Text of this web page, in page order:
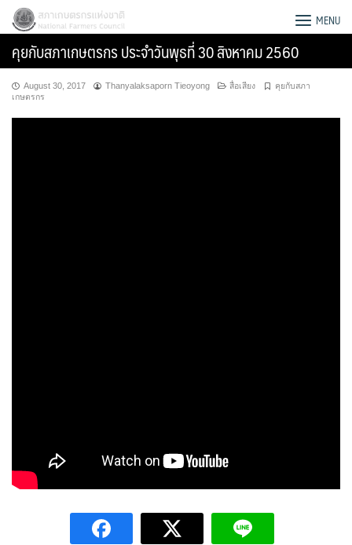
Skip
content
สภาเกษตรกรแห่งชาติ MENU
คุยกับสภาเกษตรกร ประจำวันพุธที่ 30 สิงหาคม 2560
August 30, 2017 Thanyalaksaporn Tieoyong สื่อเสียง
คุยกับสภา
เกษตรกร